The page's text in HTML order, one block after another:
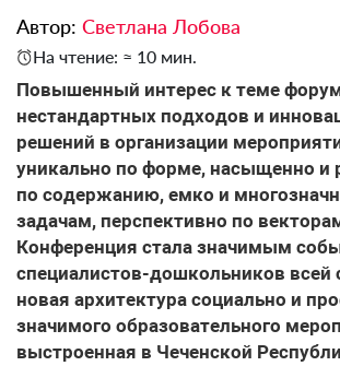
Автор: Светлана Лобова
На чтение: ≈ 10 мин.
Повышенный интерес к теме
нестандартных подходов и
решений в организации
уникально по форме, насыщенно и
по содержанию, емко и
задачам, перспективно по
Конференция стала значимым
специалистов-дошкольников всей
новая архитектура социально и
значимого образовательного
выстроенная в Чеченской